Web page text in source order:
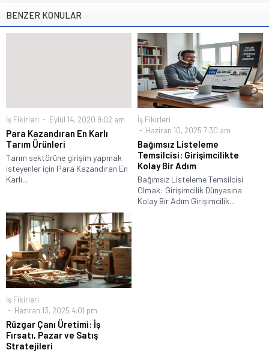
BENZER KONULAR
İş Fikirleri Eylül 14, 2020 9:02 am
Para Kazandıran En Karlı
Tarım Ürünleri
Tarım sektörüne girişim yapmak
isteyenler için Para Kazandıran En
Karlı...
İş Fikirleri
Haziran 10, 2025 7:30 am
Bağımsız Listeleme
Temsilcisi: Girişimcilikte
Kolay Bir Adım
Bağımsız Listeleme Temsilcisi
Olmak: Girişimcilik Dünyasına
Kolay Bir Adım Girişimcilik...
İş Fikirleri
Haziran 13, 2025 4:01 pm
Rüzgar Çanı Üretimi: İş
Fırsatı, Pazar ve Satış
Stratejileri